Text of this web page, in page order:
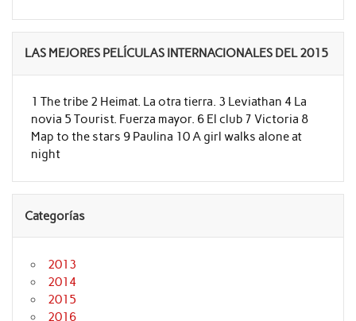
LAS MEJORES PELÍCULAS INTERNACIONALES DEL 2015
1 The tribe 2 Heimat. La otra tierra. 3 Leviathan 4 La
novia 5 Tourist. Fuerza mayor. 6 El club 7 Victoria 8
Map to the stars 9 Paulina 10 A girl walks alone at
night
Categorías
2013
2014
2015
2016